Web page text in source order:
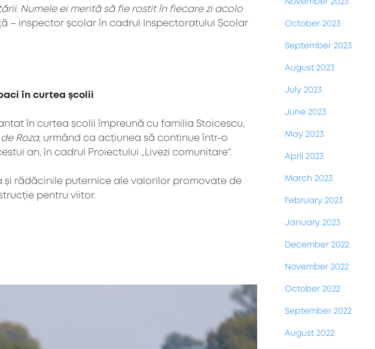
Numele ei merită să fie rostit în fiecare zi acolo
– inspector școlar în cadrul Inspectoratului Școlar
în curtea școlii
în curtea școlii împreună cu familia Stoicescu,
Roza, urmând ca acțiunea să continue într-o
an, în cadrul Proiectului „Livezi comunitare”.
și rădăcinile puternice ale valorilor promovate de
pentru viitor.
November 2023
October 2023
September 2023
August 2023
July 2023
June 2023
May 2023
April 2023
March 2023
February 2023
January 2023
December 2022
November 2022
October 2022
September 2022
August 2022